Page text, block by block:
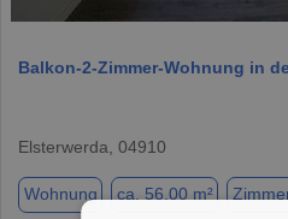
Balkon-2-Zimmer-Wohnung in
Elsterwerda, 04910
Wohnung ca. 56,00 m²